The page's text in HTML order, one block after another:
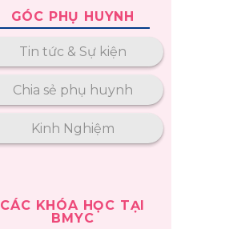
GÓC PHỤ HUYNH
Tin tức & Sự kiện
Chia sẻ phụ huynh
Kinh Nghiệm
CÁC KHÓA HỌC TẠI
BMYC